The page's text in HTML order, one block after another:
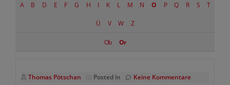
A B D E F G H I K L M N O P Q R S T
Ü V W Z
Ob Or
Thomas Pötschan Posted in Keine Kommentare